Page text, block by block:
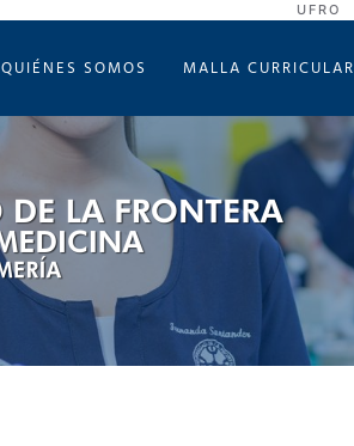
UFRO
QUIÉNES SOMOS MALLA CURRICULAR